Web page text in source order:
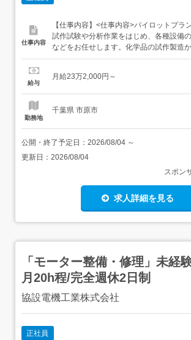
仕事内容
【仕事内容】<仕事内容>パイロットプラ
試作試験や分析作業をはじめ、各種設備
などをお任せします。化学品の試作製造
まで、モノづくりの基盤を支える業務を
新規モノマー試作試験 ガスクロマトグラフィーを用いた分
給与
月給23万2,000円～
勤務地
千葉県 市原市
公開・終了予定日： 2026/08/04 ～
更新日： 2026/08/04
スポン
求人詳細を見る
「モーター整備・修理」未経
月20h程/完全週休2日制
協設電機工業株式会社
正社員